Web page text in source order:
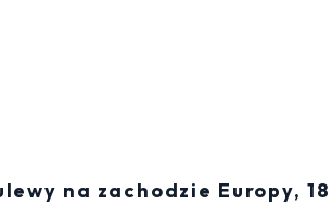
na zachodzie Europy,